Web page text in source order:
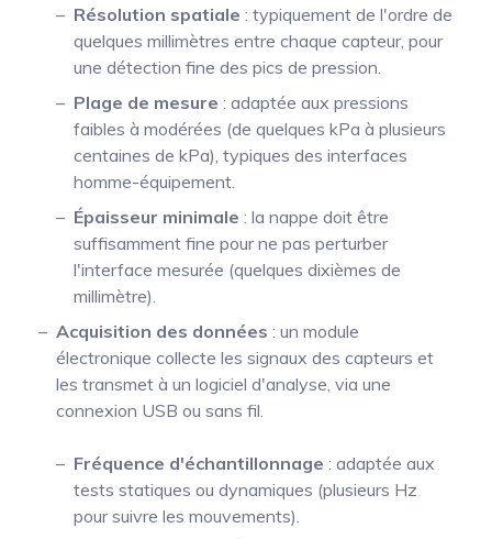
Résolution spatiale : typiquement de l'ordre de
quelques millimètres entre chaque capteur, pour
une détection fine des pics de pression.
Plage de mesure : adaptée aux pressions
faibles à modérées (de quelques kPa à plusieurs
centaines de kPa), typiques des interfaces
homme-équipement.
Épaisseur minimale : la nappe doit être
suffisamment fine pour ne pas perturber
l'interface mesurée (quelques dixièmes de
millimètre).
Acquisition des données : un module
électronique collecte les signaux des capteurs et
les transmet à un logiciel d'analyse, via une
connexion USB ou sans fil.
Fréquence d'échantillonnage : adaptée aux
tests statiques ou dynamiques (plusieurs Hz
pour suivre les mouvements).